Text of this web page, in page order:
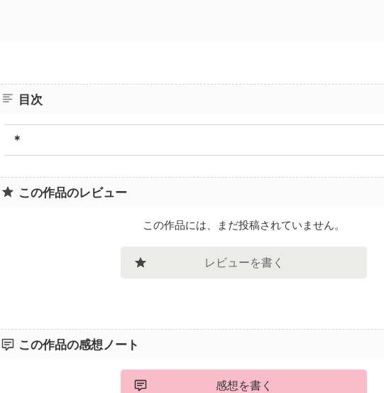
目次
＊
この作品のレビュー
この作品には、まだ投稿されていません。
レビューを書く
この作品の感想ノート
感想を書く